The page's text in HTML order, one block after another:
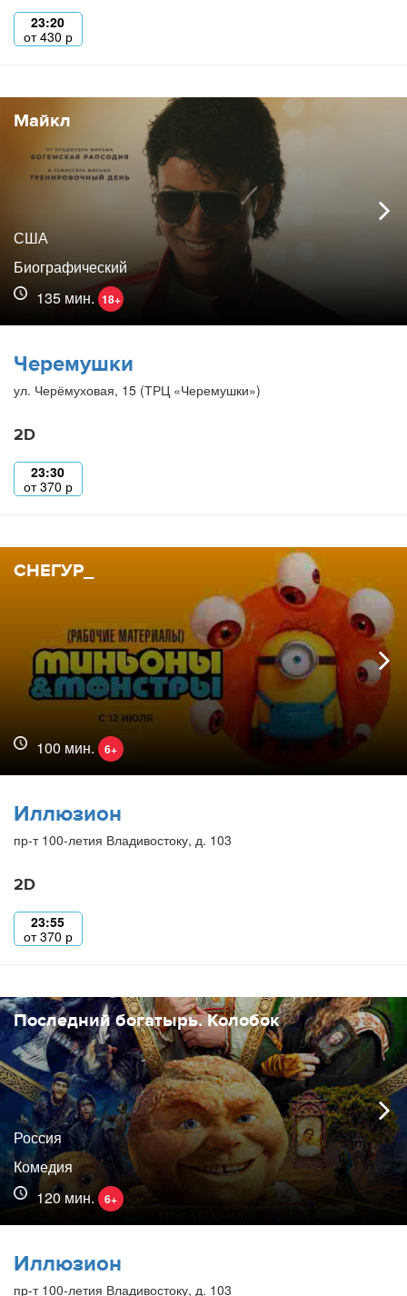
23:20
от430 р
Майкл
США
Биографический
135 мин. 18+
Черемушки
ул. Черёмуховая, 15 (ТРЦ «Черемушки»)
2D
23:30
от370 р
СНЕГУР_
100 мин. 6+
Иллюзион
пр-т 100-летия Владивостоку, д. 103
2D
23:55
от370 р
Последний богатырь. Колобок
Россия
Комедия
120 мин.
6+
Иллюзион
пр-т 100-летия Владивостоку, д. 103